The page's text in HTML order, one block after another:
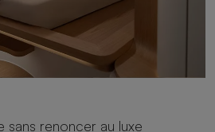
sans renoncer au luxe